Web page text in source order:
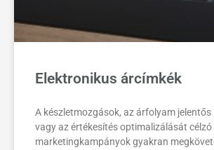
Elektronikus árcímkék
A készletmozgások, az árfolyam
vagy az értékesítés optimalizálását célzó
marketingkampányok gyakran